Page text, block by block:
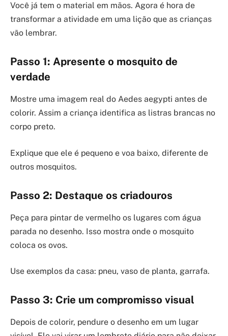
Você já tem o material em mãos. Agora é hora de
transformar a atividade em uma lição que as crianças
vão lembrar.
Passo 1: Apresente o mosquito de
verdade
Mostre uma imagem real do Aedes aegypti antes de
colorir. Assim a criança identifica as listras brancas no
corpo preto.
Explique que ele é pequeno e voa baixo, diferente de
outros mosquitos.
Passo 2: Destaque os criadouros
Peça para pintar de vermelho os lugares com água
parada no desenho. Isso mostra onde o mosquito
coloca os ovos.
Use exemplos da casa: pneu, vaso de planta, garrafa.
Passo 3: Crie um compromisso visual
Depois de colorir, pendure o desenho em um lugar